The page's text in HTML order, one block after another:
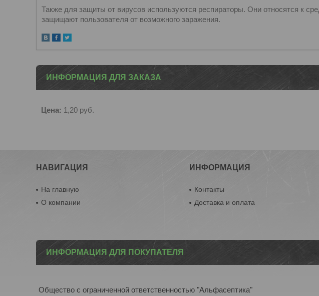
Также для защиты от вирусов используются респираторы. Они относятся к
защищают пользователя от возможного заражения.
ИНФОРМАЦИЯ ДЛЯ ЗАКАЗА
Цена: 1,20 руб.
НАВИГАЦИЯ
На главную
О компании
ИНФОРМАЦИЯ
Контакты
Доставка и оплата
ИНФОРМАЦИЯ ДЛЯ ПОКУПАТЕЛЯ
Общество с ограниченной ответственностью "Альфасептика"